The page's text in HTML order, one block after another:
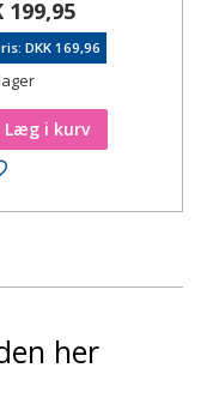
199,95
DKK 169,96
Læg i kurv
Tilføj til ønskeseddel
her